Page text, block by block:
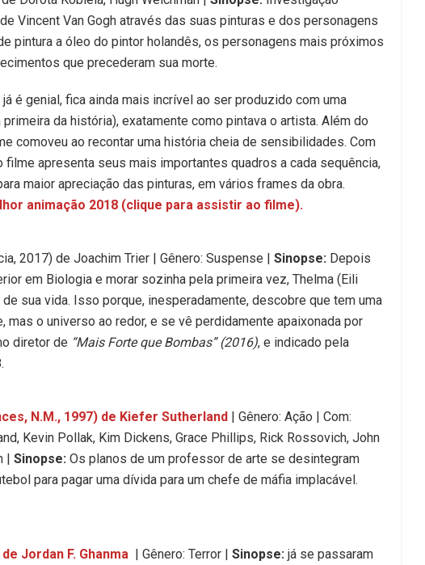
Vincent Van Gogh através das suas pinturas e dos personagens
pintura a óleo do pintor holandês, os personagens mais próximos
que precederam sua morte.
é genial, fica ainda mais incrível ao ser produzido com uma
da história), exatamente como pintava o artista. Além do
comoveu ao recontar uma história cheia de sensibilidades. Com
apresenta seus mais importantes quadros a cada sequência,
maior apreciação das pinturas, em vários frames da obra.
animação 2018 (clique para assistir ao filme).
2017) de Joachim Trier | Gênero: Suspense | Sinopse: Depois
em Biologia e morar sozinha pela primeira vez, Thelma (Eili
sua vida. Isso porque, inesperadamente, descobre que tem uma
o universo ao redor, e se vê perdidamente apaixonada por
diretor de “Mais Forte que Bombas” (2016), e indicado pela
N.M., 1997) de Kiefer Sutherland | Gênero: Ação | Com:
Kevin Pollak, Kim Dickens, Grace Phillips, Rick Rossovich, John
| Sinopse: Os planos de um professor de arte se desintegram
para pagar uma dívida para um chefe de máfia implacável.
Jordan F. Ghanma | Gênero: Terror | Sinopse: já se passaram